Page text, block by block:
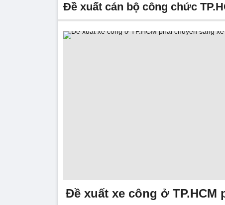
đề xuất cán bộ công chức
Đề xuất xe công ở TP.HCM